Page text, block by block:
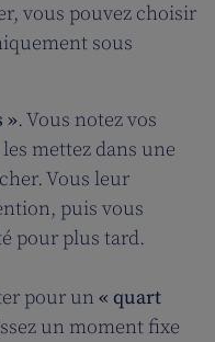
vous pouvez choisir
sous
». Vous notez vos
mettez dans une
Vous leur
puis vous
pour plus tard.
pour un « quart
un moment fixe